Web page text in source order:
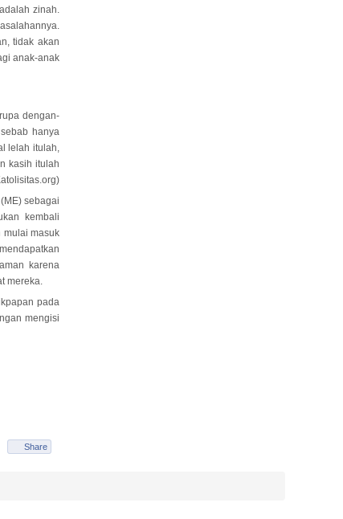
zinah.
tidak akan
anak-anak
dengan-
hanya
lelah itulah,
kasih itulah
sebagai
kembali
mulai masuk
karena
mereka.
pada
mengisi
Share